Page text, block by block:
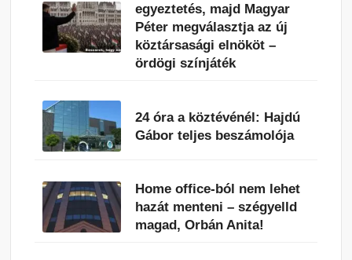
egyeztetés, majd Magyar
Péter megválasztja az új
köztársasági elnököt –
ördögi színjáték
24 óra a köztévénél: Hajdú
Gábor teljes beszámolója
Home office-ból nem lehet
hazát menteni – szégyelld
magad, Orbán Anita!